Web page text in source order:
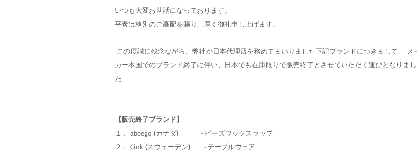
いつも大変お世話になっております。
平素は格別のご高配を賜り、厚く御礼申し上げます。
カー本国でのブランド終了に伴い、日本でも在庫限りで販売終了とさせていただく運びとなりまし
た。
【販売終了ブランド】
１． abeego (カナダ) 　　　-ビーズワックスラップ
２． Cink (スウェーデン)   　-テーブルウェア